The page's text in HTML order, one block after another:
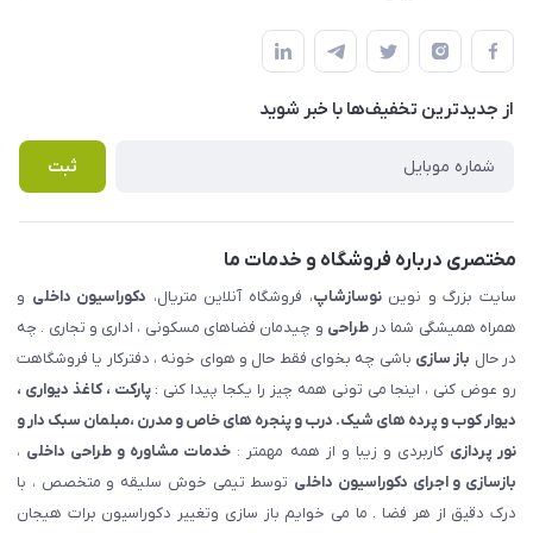
املاک مدنی - نوساز شاپ
لیست محصولات
درباره ما
قوانین و مقررات
حریم خصوصی
راهنما
پرسش های متداول
از جدید‌ترین تخفیف‌ها با‌ خبر شوید
ثبت
مختصری درباره فروشگاه و خدمات ما
سایت بزرگ و نویننوسازشاپ، فروشگاه آنلاین متریال، دکوراسیون داخلی و
همراه همیشگی شما درطراحی و چیدمان فضاهای مسکونی ، اداری و تجاری . چه
در حال باز سازی باشی چه بخوای فقط حال و هوای خونه ، دفترکار یا فروشگاهت
رو عوض کنی ، اینجا می تونی همه چیز را یکجا پیدا کنی :پارکت ، کاغذ دیواری ،
دیوار کوب و پرده های شیک. درب و پنجره های خاص و مدرن ،مبلمان سبک دار و
نور پردازی کاربردی و زیبا و از همه مهمتر : خدمات مشاوره و طراحی داخلی ،
بازسازی و اجرای دکوراسیون داخلی توسط تیمی خوش سلیقه و متخصص ، با
درک دقیق از هر فضا . ما می خوایم باز سازی وتغییر دکوراسیون برات هیجان